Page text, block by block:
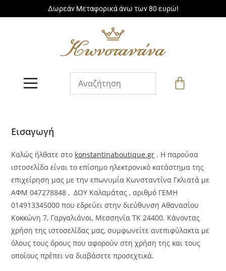
Δωρεάν Μεταφορικά άνω των 80 ευρώ!
Εισαγωγή
Καλώς ήλθατε στο konstantinaboutique.gr . Η παρούσα
ιστοσελίδα είναι το επίσημο ηλεκτρονικό κατάστημα της
επιχείρηση μας με την επωνυμία Κωνσταντίνα Γκλιατά με
ΑΦΜ 047278848 , ΔΟΥ Καλαμάτας , αριθμό ΓΕΜΗ
014913345000 που εδρεύει στην διεύθυνση Αθανασίου
Κοκκώνη 7, Γαργαλιάνοι, Μεσσηνία TK 24400. Κάνοντας
χρήση της ιστοσελίδας μας, συμφωνείτε ανεπιφύλακτα με
όλους τους όρους που αφορούν στη χρήση της και τους
οποίους πρέπει να διαβάσετε προσεχτικά.